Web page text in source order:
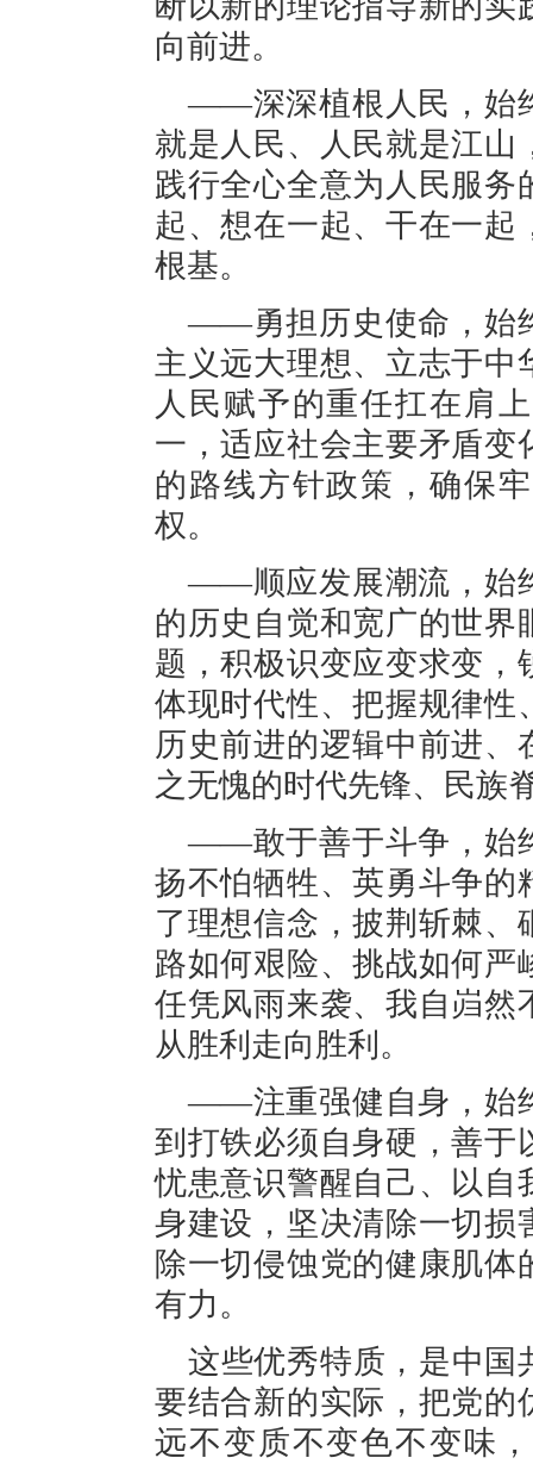
向前进。
——深深植根人民，始
就是人民、人民就是江山
践行全心全意为人民服
起、想在一起、干在一起
根基。
——勇担历史使命，始
主义远大理想、立志于中
人民赋予的重任扛在肩
一，适应社会主要矛盾变
的路线方针政策，确保
权。
——顺应发展潮流，始
的历史自觉和宽广的世界
题，积极识变应变求变，
体现时代性、把握规律性
历史前进的逻辑中前进
之无愧的时代先锋、民族
——敢于善于斗争，始
扬不怕牺牲、英勇斗争的
了理想信念，披荆斩棘
路如何艰险、挑战如何
任凭风雨来袭、我自岿然
从胜利走向胜利。
——注重强健自身，始
到打铁必须自身硬，善于
忧患意识警醒自己、以自
身建设，坚决清除一切损
除一切侵蚀党的健康肌
有力。
这些优秀特质，是中国
要结合新的实际，把党的
远不变质不变色不变味